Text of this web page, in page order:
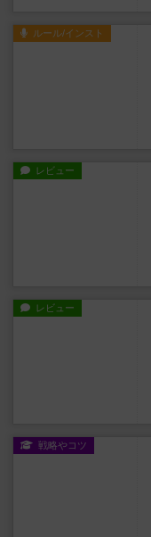
ルール/インスト
レビュー
レビュー
戦略やコツ